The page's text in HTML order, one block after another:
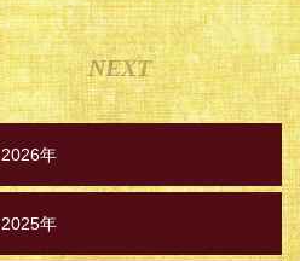
NEXT
2026年
2025年